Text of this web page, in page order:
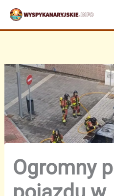
Przejdź
treści
Ogromny